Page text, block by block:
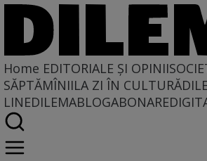
Home EDITORIALE ȘI OPINII
SĂPTĂMÎNIILA ZI ÎN CULTURĂ
LINEDILEMABLOGABONARE
Home
Locuri comune